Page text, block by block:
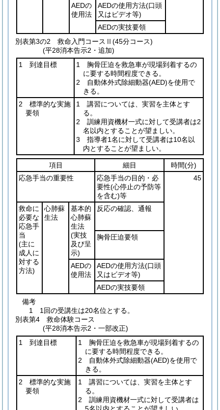
AEDの
使用法
AEDの使用方法(口頭
又はビデオ等)
AEDの実技要領
別表第3の2 救命入門コースⅡ(45分コース)
(平28消本告示2・追加)
1 到達目標
1 胸骨圧迫を救急車が現場到着するの
に要する時間程度できる。
2 自動体外式除細動器(AED)を使用で
きる。
2 標準的な実施
要領
1 講習については、実習を主体とす
る。
2 訓練用資機材一式に対して受講者は2
名以内とすることが望ましい。
3 指導者1名に対して受講者は10名以
内とすることが望ましい。
項目 細目 時間(分)
応急手当の重要性
応急手当の目的・必
要性(心停止の予防等
を含む)等
45
救命に
必要な
応急手
当
(主に
成人に
対する
方法)
心肺蘇
生法
基本的
心肺蘇
生法
(実技
及び呈
示)
反応の確認、通報
胸骨圧迫要領
AEDの
使用法
AEDの使用方法(口頭
又はビデオ等)
AEDの実技要領
備考
1 1回の受講生は20名位とする。
別表第4 救命体験コース
(平28消本告示2・一部改正)
1 到達目標
1 胸骨圧迫を救急車が現場到着するの
に要する時間程度できる。
2 自動体外式除細動器(AED)を使用で
きる。
2 標準的な実施
要領
1 講習については、実習を主体とす
る。
2 訓練用資機材一式に対して受講者は